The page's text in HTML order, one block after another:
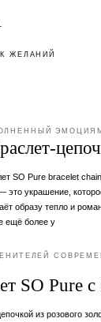
ЖЕЛАНИЙ
SO Pure bracelet
это украшение,
образу тепло и
ещё более у
SO Pure
из розового